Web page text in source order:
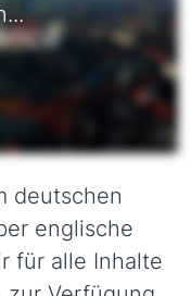
deutschen
englische
für alle Inhalte